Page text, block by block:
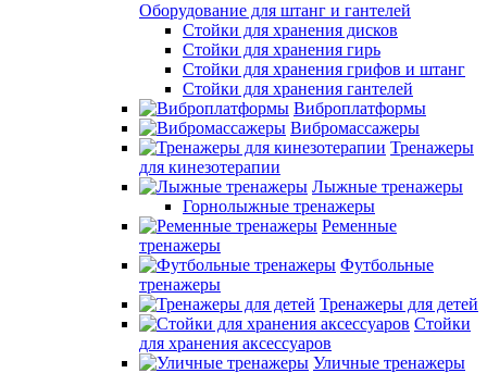
Оборудование для штанг и гантелей
Стойки для хранения дисков
Стойки для хранения гирь
Стойки для хранения грифов и штанг
Стойки для хранения гантелей
Виброплатформы
Вибромассажеры
Тренажеры
для кинезотерапии
Лыжные тренажеры
Горнолыжные тренажеры
Ременные
тренажеры
Футбольные
тренажеры
Тренажеры для детей
Стойки
для хранения аксессуаров
Уличные тренажеры